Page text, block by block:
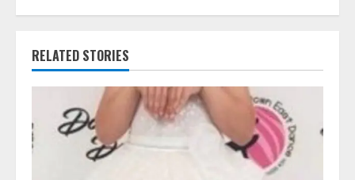
u
R
RELATED STORIES